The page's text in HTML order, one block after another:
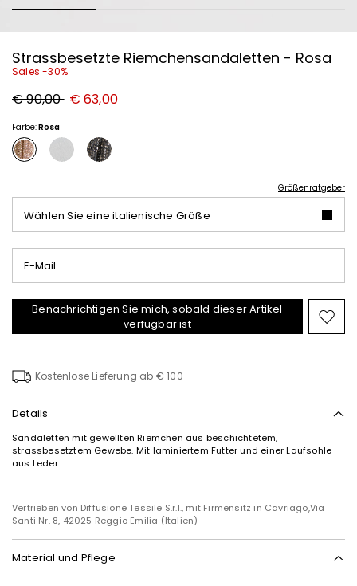
Strassbesetzte Riemchensandaletten - Rosa
Sales -30%
Ursprünglicher
Preis
90,00
€ 90,00 Neuer
Preis
€ 63,00
Farbe:Rosa
Größenratgeber
Wählen Sie eine italienische Größe
E-Mail
Benachrichtigen Sie mich, sobald dieser Artikel
verfügbar ist
Auf
die
Kostenlose Lieferung ab € 100
Details
Sandaletten mit gewellten Riemchen aus beschichtetem,
strassbesetztem Gewebe. Mit laminiertem Futter und einer Laufsohle
aus Leder.
Vertrieben von Diffusione Tessile S.r.l., mit Firmensitz in Cavriago,Via
Santi Nr. 8, 42025 Reggio Emilia (Italien)
Material und Pflege